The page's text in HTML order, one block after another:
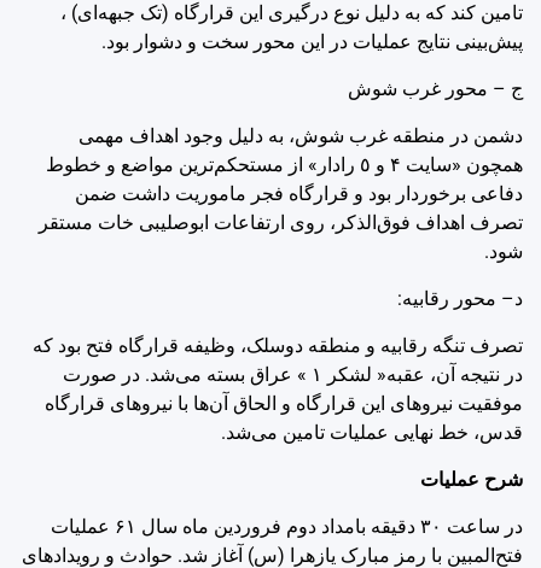
تامین کند که به دلیل نوع درگیری این قرارگاه (تک جبهه‌ای) ،
پیش‌بینی نتایج عملیات در این محور سخت و دشوار بود.
ج – محور غرب شوش
دشمن در منطقه غرب شوش، به دلیل وجود اهداف مهمی
همچون «سایت ‌۴ و ‌٥ رادار» از مستحکم‌ترین مواضع و خطوط
دفاعی برخوردار بود و قرارگاه فجر ماموریت داشت ضمن
تصرف اهداف فوق‌الذکر، روی ارتفاعات ابوصلیبی خات مستقر
شود.
د– محور رقابیه:
تصرف تنگه رقابیه و منطقه دوسلک، وظیفه قرارگاه فتح بود که
در نتیجه آن، عقبه« لشکر ‌١ » عراق بسته می‌شد. در صورت
موفقیت نیروهای این قرارگاه و الحاق آن‌ها با نیروهای قرارگاه
قدس، خط نهایی عملیات تامین می‌شد.
شرح عملیات
در ساعت ‌۳۰ دقیقه بامداد دوم فروردین ماه سال ۶۱ عملیات
فتح‌المبین با رمز مبارک یازهرا (س) آغاز شد. حوادث و رویدادهای